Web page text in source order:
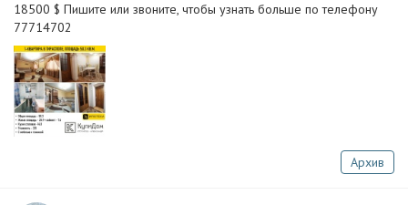
18500 $ Пишите или звоните, чтобы узнать больше по телефону
77714702
Архив